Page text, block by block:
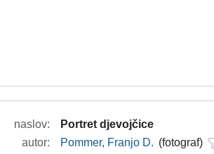
naslov:
Portret djevojčice
autor:
Pommer, Franjo D. (fotograf)